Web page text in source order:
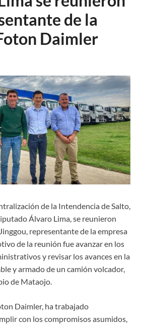
de la
Daimler
de la Intendencia de Salto,
Álvaro Lima, se reunieron
representante de la empresa
de la reunión fue avanzar en los
y revisar los avances en la
y armado de un camión volcador,
de Mataojo.
Daimler, ha trabajado
con los compromisos asumidos,